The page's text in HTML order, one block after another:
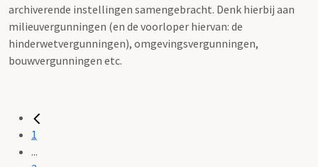
archiverende instellingen samengebracht. Denk hierbij aan
milieuvergunningen (en de voorloper hiervan: de
hinderwetvergunningen), omgevingsvergunningen,
bouwvergunningen etc.
1
...